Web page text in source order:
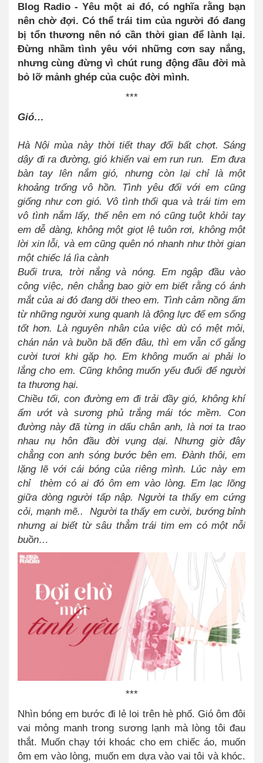
Blog Radio - Yêu một ai đó, có nghĩa rằng bạn
nên chờ đợi. Có thể trái tim của người đó đang
bị tổn thương nên nó cần thời gian để lành lại.
Đừng nhầm tình yêu với những cơn say nắng,
nhưng cùng đừng vì chút rung động đầu đời mà
bỏ lỡ mảnh ghép của cuộc đời mình.
***
Gió…
Hà Nội mùa này thời tiết thay đổi bất chợt. Sáng
dậy đi ra đường, gió khiến vai em run run. Em đưa
bàn tay lên nắm gió, nhưng còn lại chỉ là một
khoảng trống vô hồn. Tình yêu đối với em cũng
giống như cơn gió. Vô tình thổi qua và trái tim em
vô tình nắm lấy, thế nên em nó cũng tuột khỏi tay
em dễ dàng, không một giọt lệ tuôn rơi, không một
lời xin lỗi, và em cũng quên nó nhanh như thời gian
một chiếc lá lìa cành
Buổi trưa, trời nắng và nóng. Em ngập đầu vào
công việc, nên chẳng bao giờ em biết rằng có ánh
mắt của ai đó đang dõi theo em. Tình cảm nồng ấm
từ những người xung quanh là động lực để em sống
tốt hơn. Là nguyên nhân của việc dù có mệt mỏi,
chán nản và buồn bã đến đâu, thì em vẫn cố gắng
cười tươi khi gặp họ. Em không muốn ai phải lo
lắng cho em. Cũng không muốn yếu đuối để người
ta thương hại.
Chiều tối, con đường em đi trải đầy gió, không khí
ẩm ướt và sương phủ trắng mái tóc mềm. Con
đường này đã từng in dấu chân anh, là nơi ta trao
nhau nụ hôn đầu đời vụng dại. Nhưng giờ đây
chẳng con anh sóng bước bên em. Đành thôi, em
lặng lẽ với cái bóng của riêng mình. Lúc này em
chỉ thèm có ai đó ôm em vào lòng. Em lạc lõng
giữa dòng người tấp nập. Người ta thấy em cứng
cỏi, mạnh mẽ.. Người ta thấy em cười, bướng bỉnh
nhưng ai biết từ sâu thẳm trái tim em có một nỗi
buồn…
***
Nhìn bóng em bước đi lẻ loi trên hè phố. Gió ôm đôi
vai mỏng manh trong sương lạnh mà lòng tôi đau
thắt. Muốn chạy tới khoác cho em chiếc áo, muốn
ôm em vào lòng, muốn em dựa vào vai tôi và khóc.